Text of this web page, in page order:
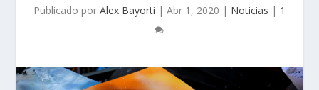
Publicado por Alex Bayorti | Abr 1, 2020 | Noticias | 1